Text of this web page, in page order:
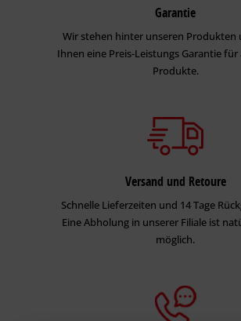
Garantie
Wir stehen hinter unseren Produkten
Ihnen eine Preis-Leistungs Garantie für
Produkte.
Versand und Retoure
Schnelle Lieferzeiten und 14 Tage
Eine Abholung in unserer Filiale ist
möglich.